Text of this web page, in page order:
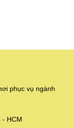
phục vụ ngành
- HCM